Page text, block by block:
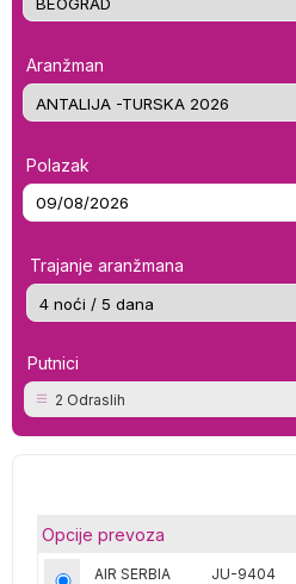
Aranžman
Polazak
Trajanje aranžmana
Putnici
2 Odraslih
Opcije prevoza
AIR SERBIA
JU-9404